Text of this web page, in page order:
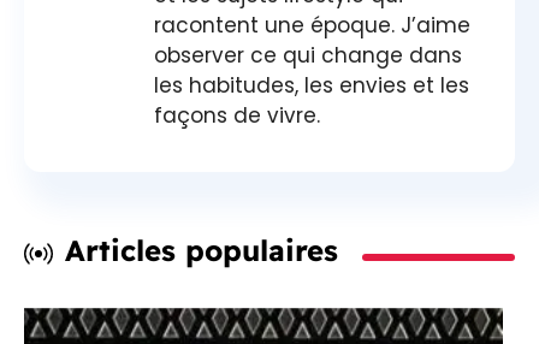
racontent une époque. J’aime
observer ce qui change dans
les habitudes, les envies et les
façons de vivre.
Articles populaires